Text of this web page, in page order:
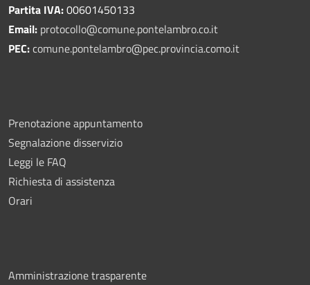
Partita IVA:00601450133
Email: protocollo@comune.pontelambro.co.it
PEC:comune.pontelambro@pec.provincia.como.it
Prenotazione appuntamento
Segnalazione disservizio
Leggi le FAQ
Richiesta di assistenza
Orari
Amministrazione trasparente